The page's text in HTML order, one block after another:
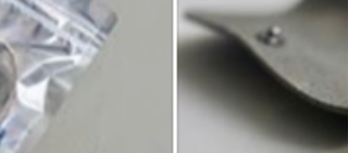
shoutout.wix.com/so/caNE_5iiJ ． Modern Times上
店八月份營業時間為星期一至日1-6PM。休日不定，
迎大家來店前WhatsApp (+852 5401 3806)...